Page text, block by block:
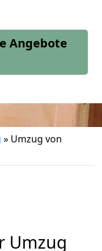
Angebote
» Umzug von
Umzug